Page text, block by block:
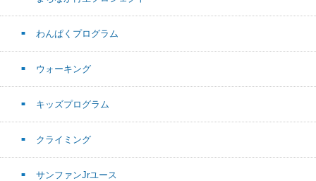
わんぱくプログラム
ウォーキング
キッズプログラム
クライミング
サンファンJrユース